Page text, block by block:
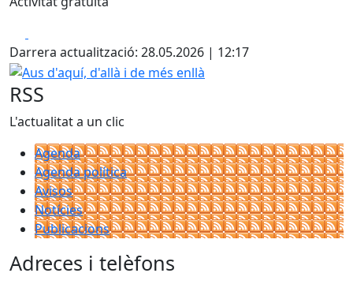
Darrera actualització: 28.05.2026 | 12:17
Aus d'aquí, d'allà i de més enllà
RSS
L'actualitat a un clic
Agenda
Agenda política
Avisos
Notícies
Publicacions
Adreces i telèfons